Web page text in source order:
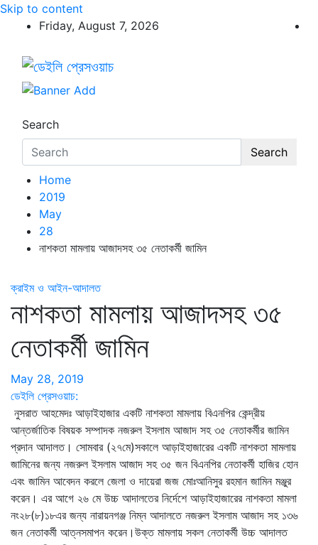
Skip to content
Friday, August 7, 2026
ডেইলি প্রেসওয়াচ
ডেইলি প্রেসওয়াচ মুক্তিযুদ্ধের চেতনায় উদ্বুদ্ধ মুখপত্র
Search
Search
Home
2019
May
28
নাশকতা মামলায় আজাদসহ ৩৫ নেতাকর্মী জামিন
ক্রাইম ও আইন-আদালত
নাশকতা মামলায় আজাদসহ ৩৫
নেতাকর্মী জামিন
May 28, 2019
ডেইলি প্রেসওয়াচ:
নুসরাত আহমেদঃ আড়াইহাজার একটি নাশকতা মামলায় বিএনপির কেন্দ্রীয়
আন্তর্জাতিক বিষয়ক সম্পাদক নজরুল ইসলাম আজাদ সহ ৩৫ নেতাকর্মীর জামিন
প্রদান আদালত। সোমবার (২৭মে)সকালে আড়াইহাজারের একটি নাশকতা মামলায়
জামিনের জন্য নজরুল ইসলাম আজাদ সহ ৩৫ জন বিএনপির নেতাকর্মী হাজির হোন
এবং জামিন আবেদন করলে জেলা ও দায়েরা জজ মোঃআনিসুর রহমান জামিন মঞ্জুর
করেন। এর আগে ২৬ মে উচ্চ আদালতের নির্দেশে আড়াইহাজারের নাশকতা মামলা
নং২৮(৮)১৮এর জন্য নারায়নগঞ্জ নিম্ন আদালতে নজরুল ইসলাম আজাদ সহ ১৩৬
জন নেতাকর্মী আত্নসমাপন করেন।উক্ত মামলায় সকল নেতাকর্মী উচ্চ আদালত